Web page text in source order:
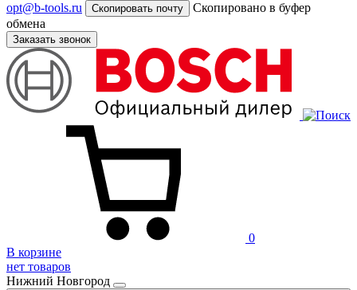
opt@b-tools.ru
Скопировать почту
Скопировано в буфер
обмена
Заказать звонок
0
В корзине
нет товаров
Нижний Новгород